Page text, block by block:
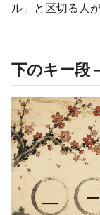
ル」と区切る人
下のキー段